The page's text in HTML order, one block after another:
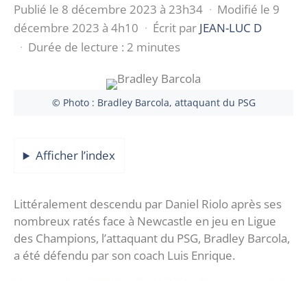
Publié le 8 décembre 2023 à 23h34 · Modifié le 9
décembre 2023 à 4h10 · Écrit par JEAN-LUC D
· Durée de lecture : 2 minutes
© Photo : Bradley Barcola, attaquant du PSG
Afficher l’index
Littéralement descendu par Daniel Riolo après ses
nombreux ratés face à Newcastle en jeu en Ligue
des Champions, l’attaquant du PSG, Bradley Barcola,
a été défendu par son coach Luis Enrique.